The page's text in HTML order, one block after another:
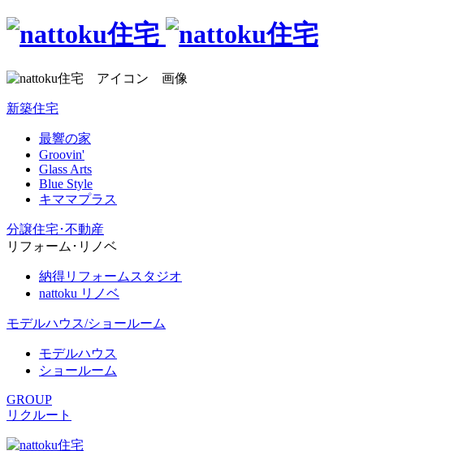
新築住宅
最響の家
Groovin'
Glass Arts
Blue Style
キママプラス
分譲住宅･不動産
リフォーム･リノベ
納得リフォームスタジオ
nattoku リノベ
モデルハウス/ショールーム
モデルハウス
ショールーム
GROUP
リクルート